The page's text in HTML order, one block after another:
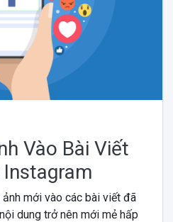
Vào Bài Viết
mới vào các bài viết đã
dung trở nên mới mẻ hấp